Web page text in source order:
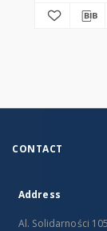
CONTACT
Address
Al. Solidarności 105